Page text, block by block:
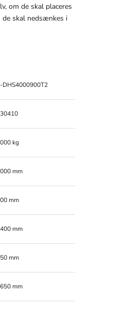
om de skal placeres
de skal nedsænkes i
DHS4000900T2
kg
mm
mm
mm
mm
mm